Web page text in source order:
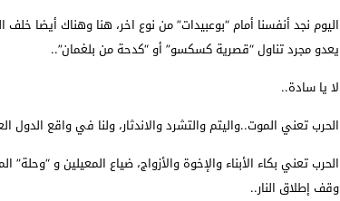
اليوم نجد أنفسنا أمام “بوعبيدات” من نوع اخر، هنا وهناك أيضا خلف
يعدو مجرد تناول “قصرية كسكسو” أو “كدحة من بلغمان”..
لا يا سادة..
الحرب تعني الموت..واليتم والتشرد والاندثار، ولنا في واقع الدول
الحرب تعني بكاء الأبناء والإخوة والأزواج، ضياع المعيلين و
وقف إطلاق النار..